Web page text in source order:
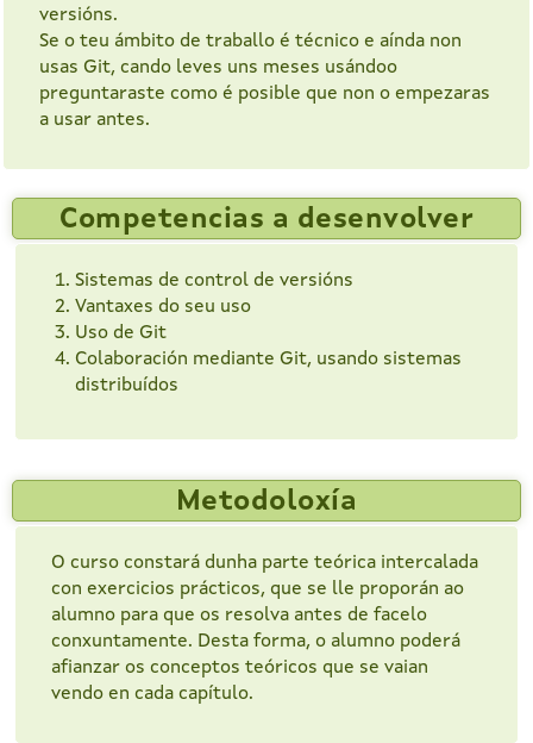
versións.
Se o teu ámbito de traballo é técnico e aínda non
usas Git, cando leves uns meses usándoo
preguntaraste como é posible que non o empezaras
a usar antes.
Competencias a desenvolver
Sistemas de control de versións
Vantaxes do seu uso
Uso de Git
Colaboración mediante Git, usando sistemas
distribuídos
Metodoloxía
O curso constará dunha parte teórica intercalada
con exercicios prácticos, que se lle proporán ao
alumno para que os resolva antes de facelo
conxuntamente. Desta forma, o alumno poderá
afianzar os conceptos teóricos que se vaian
vendo en cada capítulo.